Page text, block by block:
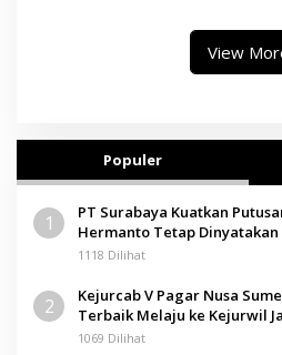
View
Populer
1
PT Surabaya Kuatkan
Hermanto Tetap
Pamolokan
1118 Dilihat
2
Kejurcab V Pagar Nusa
Terbaik Melaju ke Kejurwil
1069 Dilihat